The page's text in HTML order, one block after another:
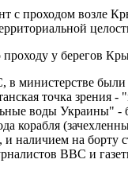
с проходом возле
у берегов
в министерстве были
точка зрения
воды Украины" -
корабля
и наличием на борту
BBC и